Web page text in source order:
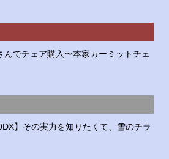
んでチェア購入〜本家カーミットチェ
】その実力を知りたくて、雪のチラ